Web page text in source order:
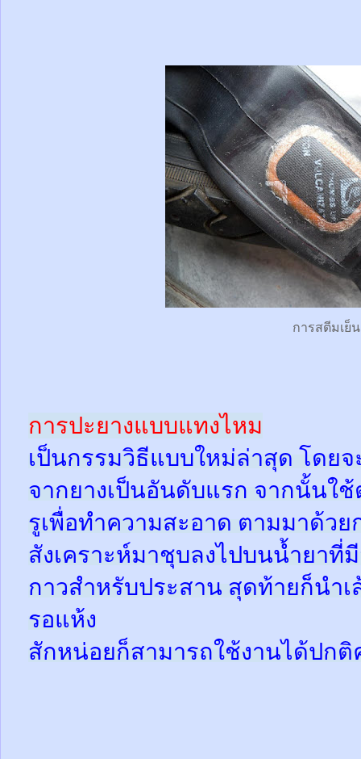
การสตีมเย็น
การปะยางแบบแทงไหม
เป็นกรรมวิธีแบบใหม่ล่าสุด โดย
จากยางเป็นอันดับแรก จากนั้นใ
รูเพื่อทำความสะอาด ตามมาด้วย
สังเคราะห์มาชุบลงไปบนน้ำยาที่
กาวสำหรับประสาน สุดท้ายก็นำเ
รอแห้ง
สักหน่อยก็สามารถใช้งานได้ปกติ